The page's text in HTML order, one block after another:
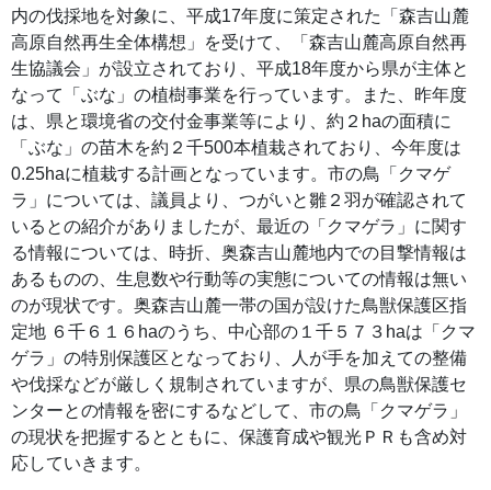
内の伐採地を対象に、平成17年度に策定された「森吉山麓
高原自然再生全体構想」を受けて、「森吉山麓高原自然再
生協議会」が設立されており、平成18年度から県が主体と
なって「ぶな」の植樹事業を行っています。また、昨年度
は、県と環境省の交付金事業等により、約２haの面積に
「ぶな」の苗木を約２千500本植栽されており、今年度は
0.25haに植栽する計画となっています。市の鳥「クマゲ
ラ」については、議員より、つがいと雛２羽が確認されて
いるとの紹介がありましたが、最近の「クマゲラ」に関す
る情報については、時折、奥森吉山麓地内での目撃情報は
あるものの、生息数や行動等の実態についての情報は無い
のが現状です。奥森吉山麓一帯の国が設けた鳥獣保護区指
定地 ６千６１６haのうち、中心部の１千５７３haは「クマ
ゲラ」の特別保護区となっており、人が手を加えての整備
や伐採などが厳しく規制されていますが、県の鳥獣保護セ
ンターとの情報を密にするなどして、市の鳥「クマゲラ」
の現状を把握するとともに、保護育成や観光ＰＲも含め対
応していきます。